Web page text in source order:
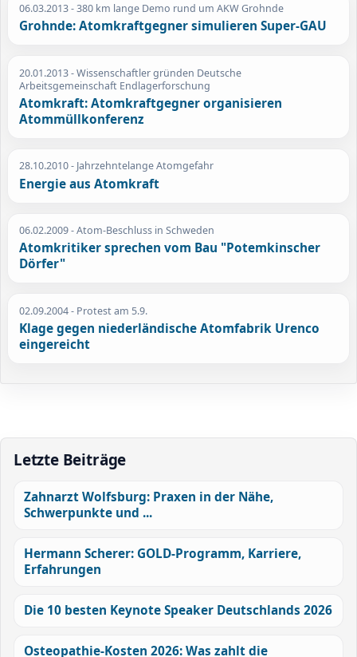
06.03.2013- 380 km lange Demo rund um AKW Grohnde
Grohnde: Atomkraftgegner simulieren Super-GAU
20.01.2013- Wissenschaftler gründen Deutsche
Arbeitsgemeinschaft Endlagerforschung
Atomkraft: Atomkraftgegner organisieren
Atommüllkonferenz
28.10.2010- Jahrzehntelange Atomgefahr
Energie aus Atomkraft
06.02.2009- Atom-Beschluss in Schweden
Atomkritiker sprechen vom Bau "Potemkinscher
Dörfer"
02.09.2004- Protest am 5.9.
Klage gegen niederländische Atomfabrik Urenco
eingereicht
Letzte Beiträge
Zahnarzt Wolfsburg: Praxen in der Nähe,
Schwerpunkte und ...
Hermann Scherer: GOLD-Programm, Karriere,
Erfahrungen
Die 10 besten Keynote Speaker Deutschlands 2026
Osteopathie-Kosten 2026: Was zahlt die